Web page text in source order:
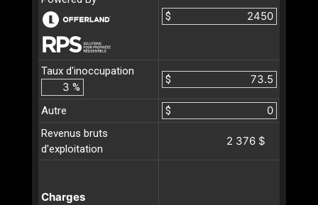
$
Taux d'inoccupation
%
$
Autre
$
Revenus bruts
d'exploitation
2 376 $
Charges